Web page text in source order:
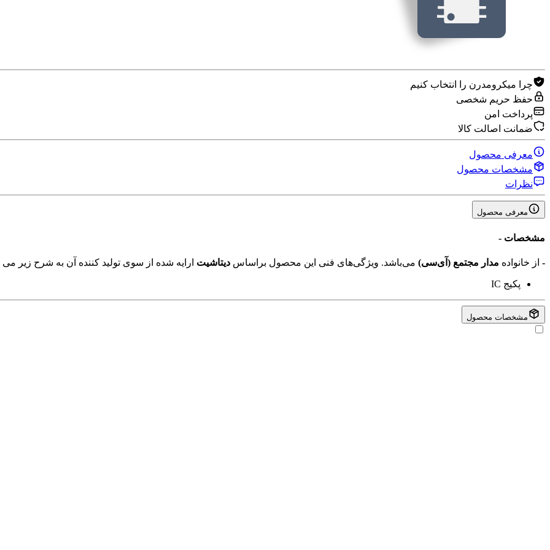
چرا میکرومدرن را انتخاب کنیم
حفظ حریم شخصی
پرداخت امن
ضمانت اصالت کالا
معرفی محصول
مشخصات محصول
نظرات
معرفی محصول
مشخصات -
- از خانواده مدار مجتمع (آی‌سی‌) می‌باشد. ویژگی‌های فنی این محصول براساس دیتاشیت ارایه شده از سوی تولید کننده آن به شرح زیر می
پکیج IC
مشخصات محصول